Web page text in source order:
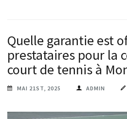
Quelle garantie est
prestataires pour la
court de tennis à
MAI 21ST, 2025 ADMIN